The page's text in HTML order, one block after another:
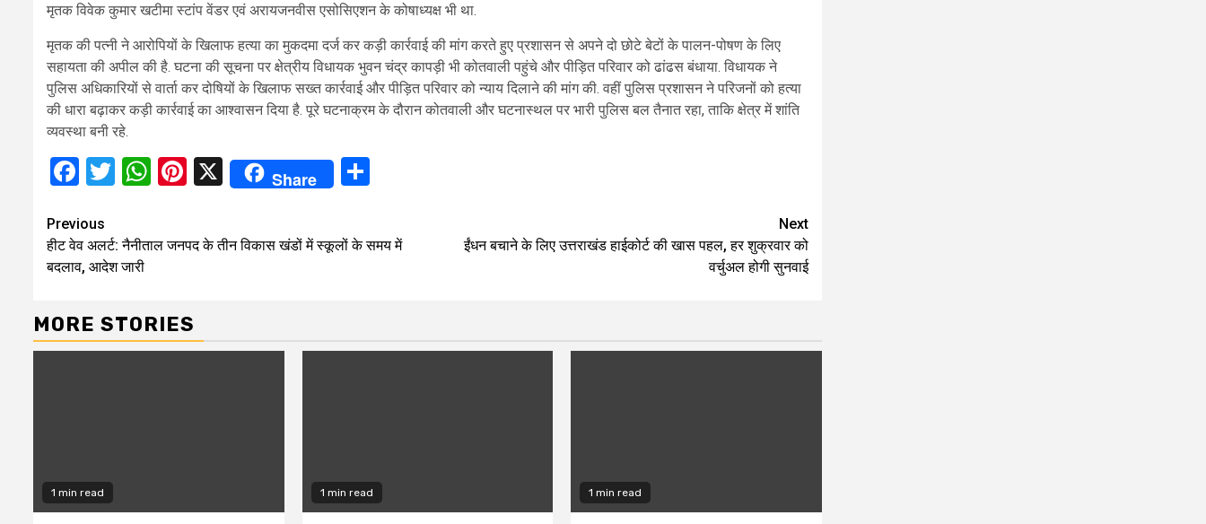
मृतक विवेक कुमार खटीमा स्टांप वेंडर एवं अरायजनवीस एसोसिएशन के कोषाध्यक्ष भी था.
मृतक की पत्नी ने आरोपियों के खिलाफ हत्या का मुकदमा दर्ज कर कड़ी कार्रवाई की मांग करते हुए प्रशासन से अपने दो छोटे बेटों के पालन-पोषण के लिए
सहायता की अपील की है. घटना की सूचना पर क्षेत्रीय विधायक भुवन चंद्र कापड़ी भी कोतवाली पहुंचे और पीड़ित परिवार को ढांढस बंधाया. विधायक ने
पुलिस अधिकारियों से वार्ता कर दोषियों के खिलाफ सख्त कार्रवाई और पीड़ित परिवार को न्याय दिलाने की मांग की. वहीं पुलिस प्रशासन ने परिजनों को हत्या
की धारा बढ़ाकर कड़ी कार्रवाई का आश्वासन दिया है. पूरे घटनाक्रम के दौरान कोतवाली और घटनास्थल पर भारी पुलिस बल तैनात रहा, ताकि क्षेत्र में शांति
व्यवस्था बनी रहे.
Facebook
Twitter
WhatsApp
Pinterest
X Share
Continue
Reading
Previous
हीट वेव अलर्ट: नैनीताल जनपद के तीन विकास खंडों में स्कूलों के समय में
बदलाव, आदेश जारी
Next
ईंधन बचाने के लिए उत्तराखंड हाईकोर्ट की खास पहल, हर शुक्रवार को
वर्चुअल होगी सुनवाई
MORE STORIES
1 min read 1 min read 1 min read